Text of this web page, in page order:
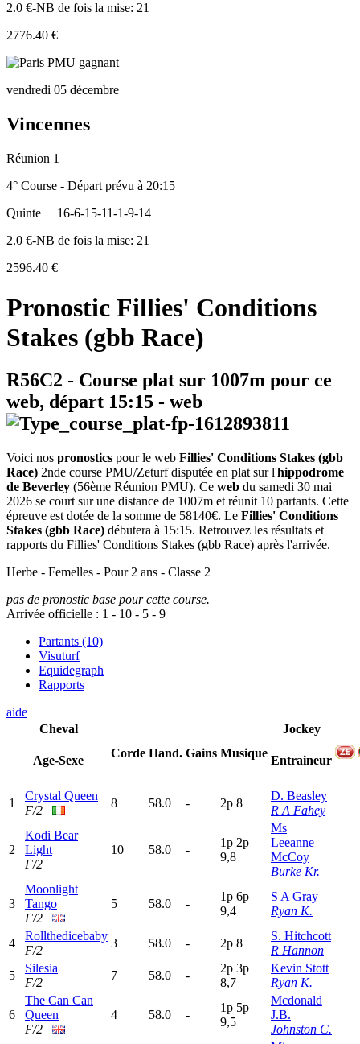
2.0 €-NB de fois la mise: 21
2776.40 €
vendredi 05 décembre
Vincennes
Réunion 1
4° Course - Départ prévu à 20:15
Quinte
16-6-15-11-1-9-14
2.0 €-NB de fois la mise: 21
2596.40 €
Pronostic Fillies' Conditions
Stakes (gbb Race)
R56C2 - Course plat sur 1007m pour ce
web, départ 15:15 - web
Voici nos pronostics pour le web Fillies' Conditions Stakes (gbb
Race) 2nde course PMU/Zeturf disputée en plat sur l'hippodrome
de Beverley (56ème Réunion PMU). Ce web du samedi 30 mai
2026 se court sur une distance de 1007m et réunit 10 partants. Cette
épreuve est dotée de la somme de 58140€. Le Fillies' Conditions
Stakes (gbb Race) débutera à 15:15. Retrouvez les résultats et
rapports du Fillies' Conditions Stakes (gbb Race) après l'arrivée.
Herbe - Femelles - Pour 2 ans - Classe 2
pas de pronostic base pour cette course.
Arrivée officielle : 1 - 10 - 5 - 9
Partants (10)
Visuturf
Equidegraph
Rapports
aide
Cheval
Age-Sexe
Corde Hand. Gains Musique
Jockey
Entraineur
1
Crystal Queen
F/2
8 58.0 - 2p 8
D. Beasley
R A Fahey
2
Kodi Bear
Light
F/2
10 58.0 -
1p 2p
9,8
Ms
Leeanne
McCoy
Burke Kr.
3
Moonlight
Tango
F/2
5 58.0 -
1p 6p
9,4
S A Gray
Ryan K.
4
Rollthedicebaby
F/2
3 58.0 - 2p 8
S. Hitchcott
R Hannon
5
Silesia
F/2
7 58.0 -
2p 3p
8,7
Kevin Stott
Ryan K.
6
The Can Can
Queen
F/2
4 58.0 -
1p 5p
9,5
Mcdonald
J.B.
Johnston C.